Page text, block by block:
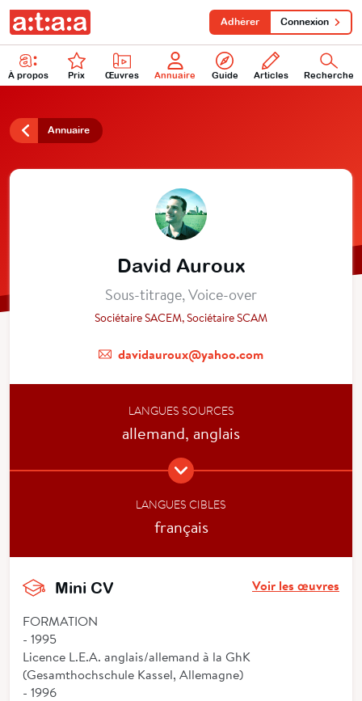
À propos Prix Œuvres Annuaire Guide Articles Recherche
Adhérer Connexion
Annuaire
David Auroux
Sous-titrage, Voice-over
Sociétaire SACEM, Sociétaire SCAM
davidauroux@yahoo.com
LANGUES SOURCES
allemand, anglais
LANGUES CIBLES
français
Mini CV Voir les œuvres
FORMATION
- 1995
Licence L.E.A. anglais/allemand à la GhK
(Gesamthochschule Kassel, Allemagne)
- 1996